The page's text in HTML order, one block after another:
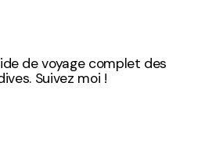
de voyage complet des
Suivez moi !